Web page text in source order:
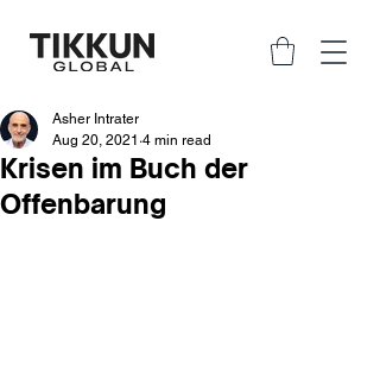
Krisen im Buch der
Offenbarung
Asher Intrater
Aug 20, 2021 4 min read